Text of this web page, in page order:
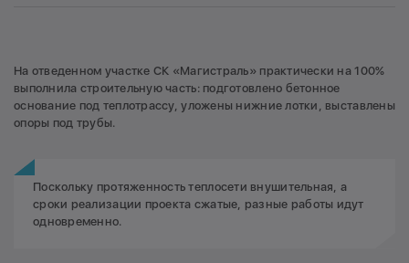
На отведенном участке СК «Магистраль» практически на 100%
выполнила строительную часть: подготовлено бетонное
основание под теплотрассу, уложены нижние лотки, выставлены
опоры под трубы.
Поскольку протяженность теплосети внушительная, а
сроки реализации проекта сжатые, разные работы идут
одновременно.